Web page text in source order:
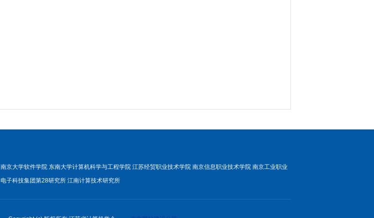
南京大学软件学院 东南大学计算机科学与工程学院 江苏经贸职业技术学院 南京信息职业技术学院 南京工业职业
电子科技集团第28研究所 江南计算技术研究所